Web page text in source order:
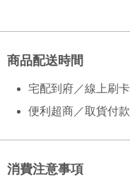
お支払期限は、ショップが
を延長できますが、商品を期
わらず、AFTEEで指定され
二、支払い限度額
付款後7-11取貨
配送毎にNT$100、
商品配送時間
宅配到府／線上刷
便利超商／取貨付
消費注意事項